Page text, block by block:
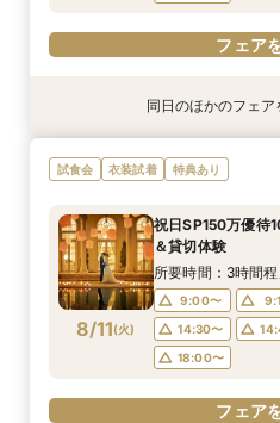
フェア
特典あり 動画あり
8/9(日)
＜初めての式場見
たり相談＆見学会
9:00〜
14:30〜
18:00〜
フェア
特典あり
8/9(日)
【特別婚】マタニ
準備安心相談会*
9:00〜
14:30〜
18:00〜
フェア
特典あり
8/9(日)
【料理重視の方◎
てなし料理特典
9:00〜
14:30〜
18:00〜
フェア
8/9(日)
【60分クイックフ
学にも◎
9:00〜
14:30〜
18:00〜
フェア
特典あり
8/9(日)
【全館OK】大切
宴フェア
9:00〜
14:30〜
18:00〜
フェア
8/9(日)
【遠方の方◎オン
豪華5大特典付き
9:00〜
14:30〜
18:00〜
フェア
特典あり
8/9(日)
【10名～会食プラ
エディング相談会
9:00〜
14:15〜
18:00〜
フェア
特典あり
8/9(日)
【カメラマン指名
フォト婚フェア
9:00〜
14:30〜
18:00〜
フェア
同日のほかのフェア
試食会 衣装試着 特典あり
8/11(火)
祝日SP150万優待
＆貸切体験
所要時間：3時間
9:00〜
14:30〜
18:00〜
フェア